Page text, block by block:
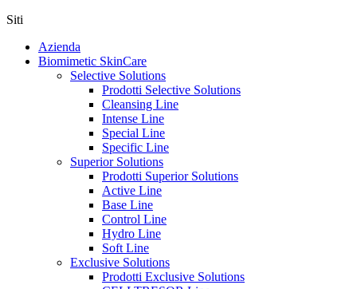
Siti
Azienda
Biomimetic SkinCare
Selective Solutions
Prodotti Selective Solutions
Cleansing Line
Intense Line
Special Line
Specific Line
Superior Solutions
Prodotti Superior Solutions
Active Line
Base Line
Control Line
Hydro Line
Soft Line
Exclusive Solutions
Prodotti Exclusive Solutions